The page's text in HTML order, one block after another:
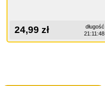
24,99 zł
długość
21:11:48